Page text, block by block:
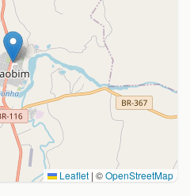
Leaflet | ©OpenStreetMap